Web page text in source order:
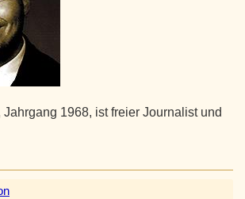
1968, ist freier Journalist und